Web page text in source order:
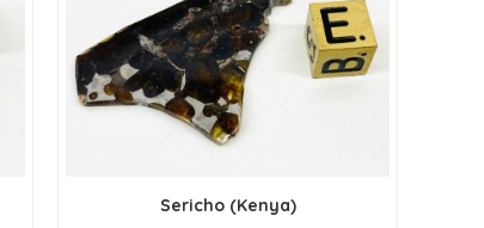
Sericho (Kenya)